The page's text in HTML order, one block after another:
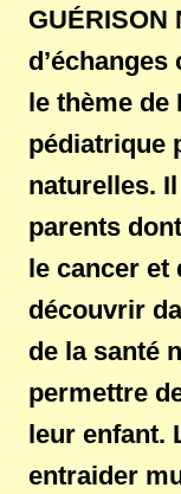
GUÉRISON
le thème de
pédiatrique
naturelles.
parents
le cancer et
découvrir
de la santé
permettre
leur enfant.
entraider